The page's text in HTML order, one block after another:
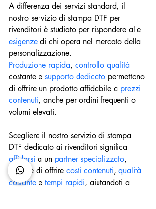
A differenza dei servizi standard, il
nostro servizio di stampa DTF per
rivenditori è studiato per rispondere alle
esigenze di chi opera nel mercato della
personalizzazione.
Produzione rapida, controllo qualità
costante e supporto dedicato permettono
di offrire un prodotto affidabile a prezzi
contenuti, anche per ordini frequenti o
volumi elevati.
Scegliere il nostro servizio di stampa
DTF dedicato ai rivenditori significa
affidarsi a un partner specializzato,
capace di offrire costi contenuti, qualità
costante e tempi rapidi, aiutandoti a